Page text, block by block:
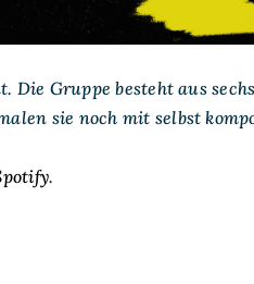
Gruppe besteht aus
sie noch mit selbst
.